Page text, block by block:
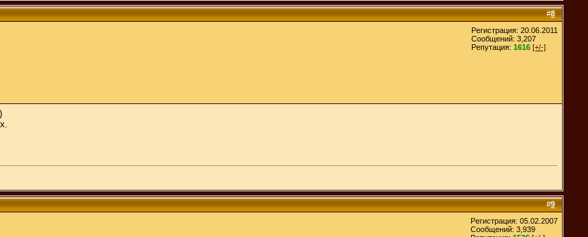
#8
Регистрация: 20.06.2011
Сообщений: 3,207
Репутация: 1616 [+/-]
#9
Регистрация: 05.02.2007
Сообщений: 3,939